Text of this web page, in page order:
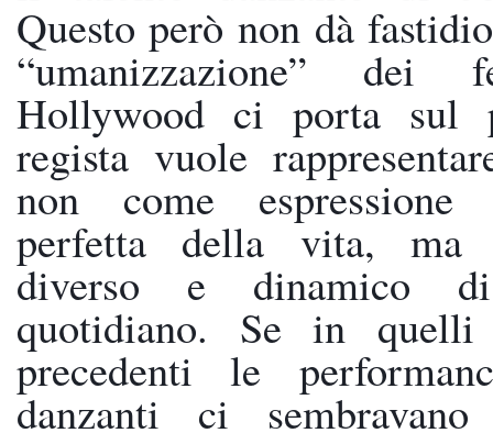
Questo però non dà
“umanizzazione” dei
Hollywood ci porta sul
regista vuole
non come espressione
perfetta della vita, ma
diverso e dinamico
quotidiano. Se in quelli
precedenti le
danzanti ci